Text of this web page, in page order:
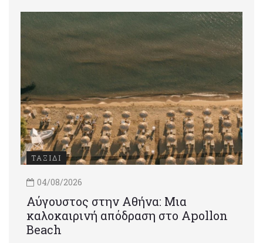
ΤΑΞΙΔΙ
04/08/2026
Αύγουστος στην Αθήνα: Μια
καλοκαιρινή απόδραση στο Apollon
Beach